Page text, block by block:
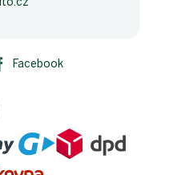
Facebook